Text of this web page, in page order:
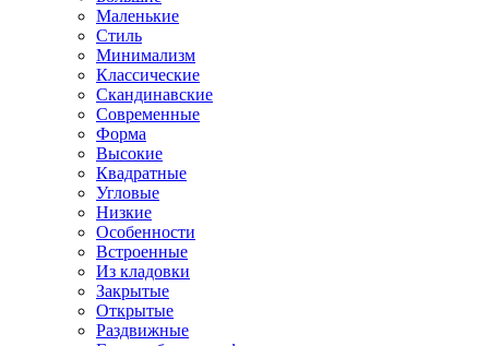
Маленькие
Стиль
Минимализм
Классические
Скандинавские
Современные
Форма
Высокие
Квадратные
Угловые
Низкие
Особенности
Встроенные
Из кладовки
Закрытые
Открытые
Раздвижные